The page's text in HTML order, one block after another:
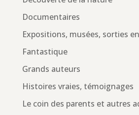
Documentaires
Expositions, musées, sorties
Fantastique
Grands auteurs
Histoires vraies, témoignages
Le coin des parents et autres